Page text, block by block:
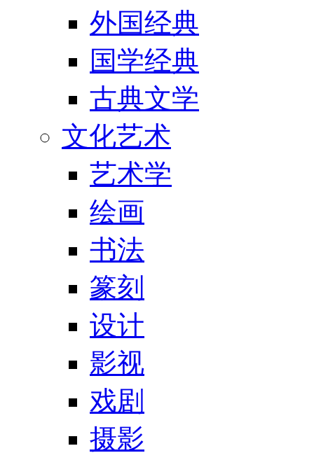
外国经典
国学经典
古典文学
文化艺术
艺术学
绘画
书法
篆刻
设计
影视
戏剧
摄影